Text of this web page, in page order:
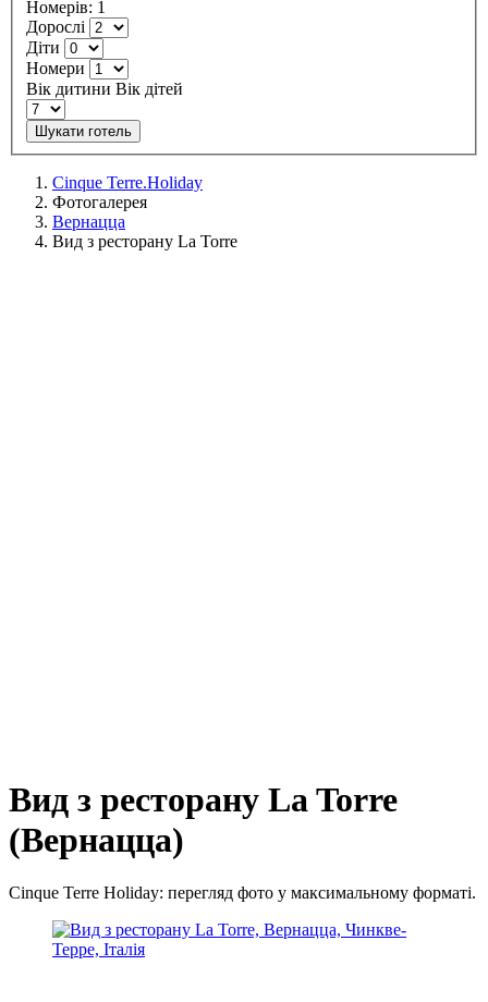
Номерів: 1
Дорослі
Діти
Номери
Вік дитини Вік дітей
Шукати готель
Cinque Terre.Holiday
Фотогалерея
Вернацца
Вид з ресторану La Torre
Вид з ресторану La Torre
(Вернацца)
Cinque Terre Holiday: перегляд фото у максимальному форматі.